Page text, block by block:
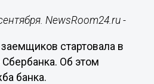
NewsRoom24.ru -
стартовала в
Об этом
банка.